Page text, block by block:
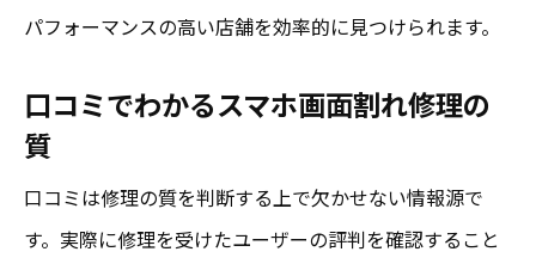
パフォーマンスの高い店舗を効率的に見つけられます。
口コミでわかるスマホ画面割れ修理の
質
口コミは修理の質を判断する上で欠かせない情報源で
す。実際に修理を受けたユーザーの評判を確認すること